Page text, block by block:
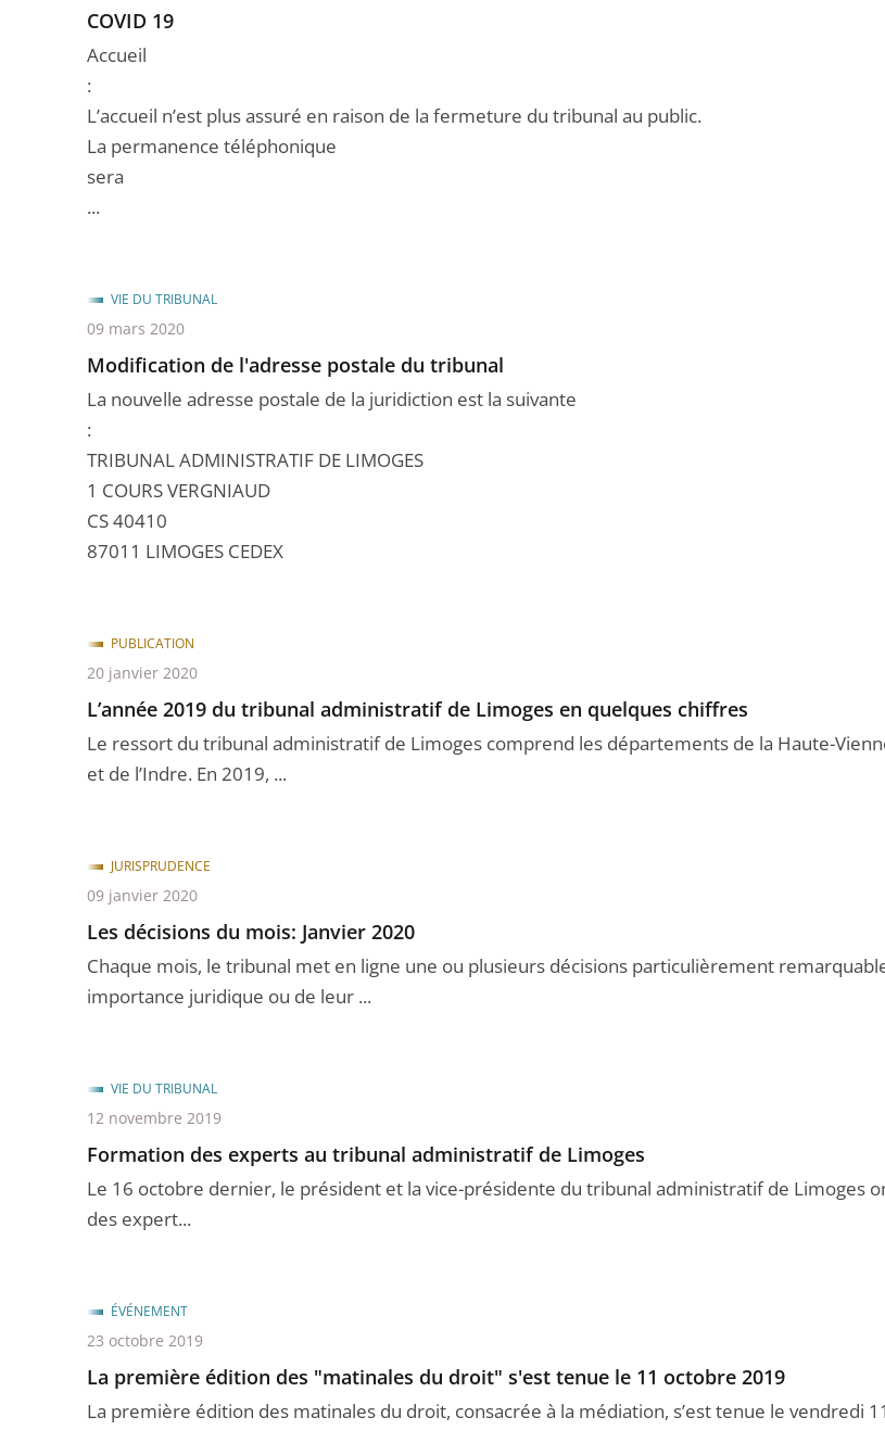
COVID 19
Accueil
:
L’accueil n’est plus assuré en raison de la fermeture du tribunal au public.
La permanence téléphonique
sera
...
Modification de l'adresse postale du tribunal
La nouvelle adresse postale de la juridiction est la suivante
:
TRIBUNAL ADMINISTRATIF DE LIMOGES
1 COURS VERGNIAUD
CS 40410
87011 LIMOGES CEDEX
VIE DU TRIBUNAL
09 mars 2020
L’année 2019 du tribunal administratif de Limoges en quelques chiffres
Le ressort du tribunal administratif de Limoges comprend les départements de la Haute-
et de l’Indre. En 2019, ...
PUBLICATION
20 janvier 2020
Les décisions du mois: Janvier 2020
Chaque mois, le tribunal met en ligne une ou plusieurs décisions particulièrement
importance juridique ou de leur ...
JURISPRUDENCE
09 janvier 2020
Formation des experts au tribunal administratif de Limoges
Le 16 octobre dernier, le président et la vice-présidente du tribunal administratif de Limoges
des expert...
VIE DU TRIBUNAL
12 novembre 2019
La première édition des "matinales du droit" s'est tenue le 11 octobre 2019
La première édition des matinales du droit, consacrée à la médiation, s’est tenue le vendredi
ÉVÉNEMENT
23 octobre 2019